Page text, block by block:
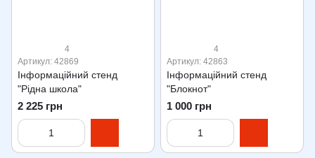
4
Артикул: 42869
Інформаційний стенд
"Рідна школа"
2 225 грн
4
Артикул: 42863
Інформаційний стенд
"Блокнот"
1 000 грн